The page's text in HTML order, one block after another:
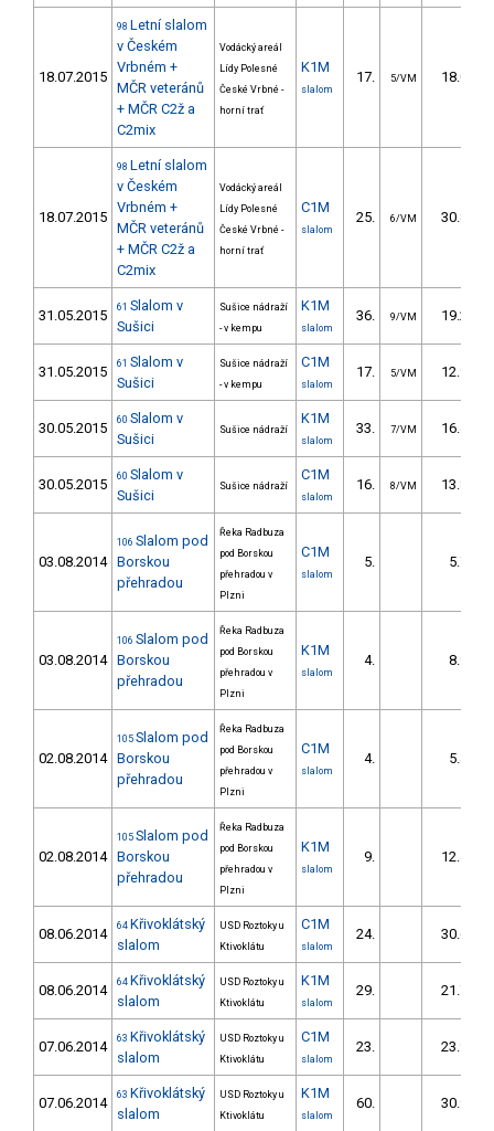
18.07.2015
98 Letní slalom
v Českém
Vrbném +
MČR veteránů
+ MČR C2ž a
C2mix
Vodácký areál
Lídy Polesné
České Vrbné -
horní trať
K1M
slalom
17. 5/VM 18.00
18.07.2015
98 Letní slalom
v Českém
Vrbném +
MČR veteránů
+ MČR C2ž a
C2mix
Vodácký areál
Lídy Polesné
České Vrbné -
horní trať
C1M
slalom
25. 6/VM 30.85
31.05.2015 61 Slalom v
Sušici
Sušice nádraží
- v kempu
K1M
slalom
36. 9/VM 19.28
31.05.2015 61 Slalom v
Sušici
Sušice nádraží
- v kempu
C1M
slalom
17. 5/VM 12.90
30.05.2015 60 Slalom v
Sušici
Sušice nádraží
K1M
slalom
33. 7/VM 16.44
30.05.2015 60 Slalom v
Sušici
Sušice nádraží
C1M
slalom
16. 8/VM 13.89
03.08.2014
106 Slalom pod
Borskou
přehradou
Řeka Radbuza
pod Borskou
přehradou v
Plzni
C1M
slalom
5. 5.74
03.08.2014
106 Slalom pod
Borskou
přehradou
Řeka Radbuza
pod Borskou
přehradou v
Plzni
K1M
slalom
4. 8.98
02.08.2014
105 Slalom pod
Borskou
přehradou
Řeka Radbuza
pod Borskou
přehradou v
Plzni
C1M
slalom
4. 5.42
02.08.2014
105 Slalom pod
Borskou
přehradou
Řeka Radbuza
pod Borskou
přehradou v
Plzni
K1M
slalom
9. 12.46
08.06.2014 64 Křivoklátský
slalom
USD Roztoky u
Ktivoklátu
C1M
slalom
24. 30.62
08.06.2014 64 Křivoklátský
slalom
USD Roztoky u
Ktivoklátu
K1M
slalom
29. 21.75
07.06.2014 63 Křivoklátský
slalom
USD Roztoky u
Ktivoklátu
C1M
slalom
23. 23.90
07.06.2014 63 Křivoklátský
slalom
USD Roztoky u
Ktivoklátu
K1M
slalom
60. 30.90